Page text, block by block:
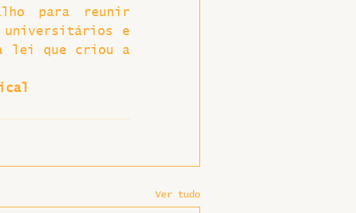
para reunir
universitários e
lei que criou a
Ver tudo